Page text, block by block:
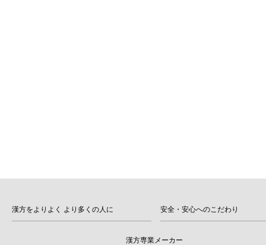
漢方をよりよく より多くの人に 安全・安心へのこだわり
漢方専業メーカー